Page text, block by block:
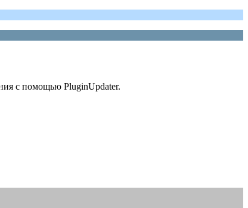
с помощью PluginUpdater.